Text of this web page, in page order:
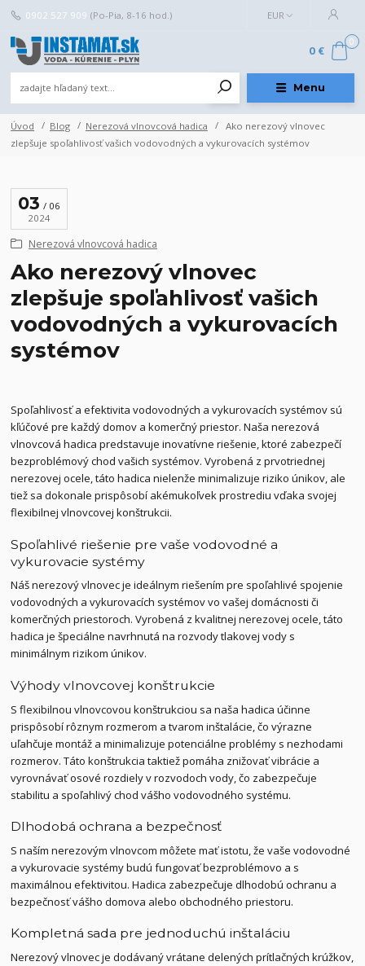
Menu
EUR
0902 527 909 (Po-Pia, 8-16 hod.)
0
0 €
Úvod Blog Nerezová vlnovcová hadica
Ako nerezový vlnovec
zlepšuje spoľahlivosť vašich vodovodných a vykurovacích systémov
03
06
2024
Nerezová vlnovcová hadica
Ako nerezový vlnovec
zlepšuje spoľahlivosť vašich
vodovodných a vykurovacích
systémov
Spoľahlivosť a efektivita vodovodných a vykurovacích systémov sú
kľúčové pre každý domov a komerčný priestor. Naša nerezová
vlnovcová hadica predstavuje inovatívne riešenie, ktoré zabezpečí
bezproblémový chod vašich systémov. Vyrobená z prvotriednej
nerezovej ocele, táto hadica nielenže minimalizuje riziko únikov, ale
tiež sa dokonale prispôsobí akémukoľvek prostrediu vďaka svojej
flexibilnej vlnovcovej konštrukcii.
Spoľahlivé riešenie pre vaše vodovodné a
vykurovacie systémy
Náš nerezový vlnovec je ideálnym riešením pre spoľahlivé spojenie
vodovodných a vykurovacích systémov vo vašej domácnosti či
komerčných priestoroch. Vyrobená z kvalitnej nerezovej ocele, táto
hadica je špeciálne navrhnutá na rozvody tlakovej vody s
minimálnym rizikom únikov.
Výhody vlnovcovej konštrukcie
S flexibilnou vlnovcovou konštrukciou sa naša hadica účinne
prispôsobí rôznym rozmerom a tvarom inštalácie, čo výrazne
uľahčuje montáž a minimalizuje potenciálne problémy s nezhodami
rozmerov. Táto konštrukcia taktiež pomáha znižovať vibrácie a
vyrovnávať osové rozdiely v rozvodoch vody, čo zabezpečuje
stabilitu a spoľahlivý chod vášho vodovodného systému.
Dlhodobá ochrana a bezpečnosť
S naším nerezovým vlnovcom môžete mať istotu, že vaše vodovodné
a vykurovacie systémy budú fungovať bezproblémovo a s
maximálnou efektivitou. Hadica zabezpečuje dlhodobú ochranu a
bezpečnosť vášho domova alebo obchodného priestoru.
Kompletná sada pre jednoduchú inštaláciu
Nerezový vlnovec je dodávaný vrátane delených prítlačných krúžkov,